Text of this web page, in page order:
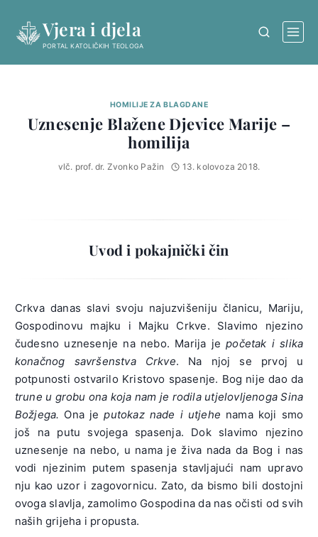
content
Vjera i djela
PORTAL KATOLIČKIH TEOLOGA
HOMILIJE ZA BLAGDANE
Uznesenje Blažene Djevice Marije –
homilija
vlč. prof. dr. Zvonko Pažin 13. kolovoza 2018.
Uvod i pokajnički čin
Crkva danas slavi svoju najuzvišeniju članicu, Mariju,
Gospodinovu majku i Majku Crkve. Slavimo njezino
čudesno uznesenje na nebo. Marija jepočetak i slika
konačnog savršenstva Crkve. Na njoj se prvoj u
potpunosti ostvarilo Kristovo spasenje. Bog nije dao da
trune u grobu ona koja nam je rodila utjelovljenoga Sina
Božjega. Ona jeputokaz nade i utjehe nama koji smo
još na putu svojega spasenja. Dok slavimo njezino
uznesenje na nebo, u nama je živa nada da Bog i nas
vodi njezinim putem spasenja stavljajući nam upravo
nju kao uzor i zagovornicu. Zato, da bismo bili dostojni
ovoga slavlja, zamolimo Gospodina da nas očisti od svih
naših grijeha i propusta.